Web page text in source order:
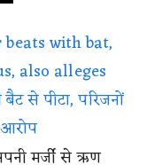
beats with bat,
also alleges
से पीटा, परिजनों
मर्जी से ऋण